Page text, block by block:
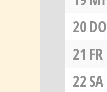
20DO
21 FR
22SA